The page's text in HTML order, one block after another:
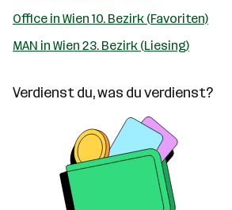
Office in Wien 10. Bezirk (Favoriten)
MAN in Wien 23. Bezirk (Liesing)
Verdienst du, was du verdienst?